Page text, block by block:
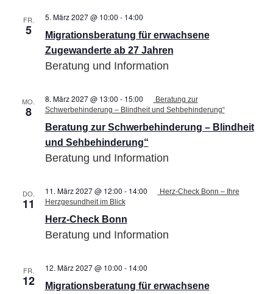
FR.
5
Migrationsberatung für erwachsene
Zugewanderte ab 27 Jahren
5. März 2027 @ 10:00 - 14:00
erwachsene
Zugewanderte
ab
27
Beratung und Information
MO.
8
Beratung zur Schwerbehinderung – Blindheit
und Sehbehinderung“
8. März 2027 @ 13:00 - 15:00
Beratung zur
Schwerbehinderung – Blindheit und Sehbehinderung“
Beratung und Information
DO.
11
Herz-Check Bonn
11. März 2027 @ 12:00 - 14:00
Herz-Check Bonn – Ihre
Herzgesundheit im Blick
Beratung und Information
FR.
12 Migrationsberatung für erwachsene
12. März 2027 @ 10:00 - 14:00
erwachsene